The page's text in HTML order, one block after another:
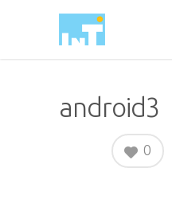
android3
0